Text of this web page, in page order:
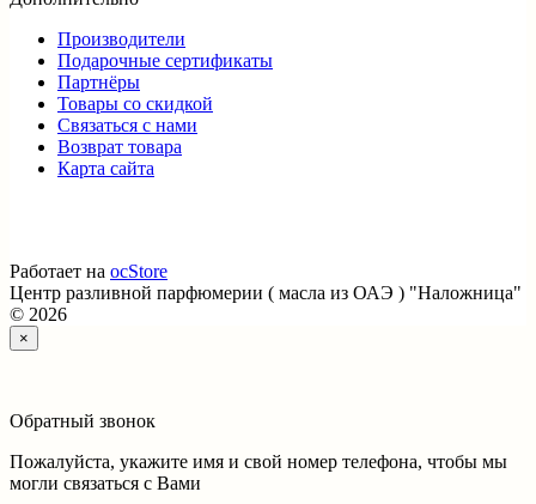
Производители
Подарочные сертификаты
Партнёры
Товары со скидкой
Связаться с нами
Возврат товара
Карта сайта
Работает на ocStore
Центр разливной парфюмерии ( масла из ОАЭ ) "Наложница"
© 2026
×
Обратный звонок
Пожалуйста, укажите имя и свой номер телефона, чтобы мы
могли связаться с Вами